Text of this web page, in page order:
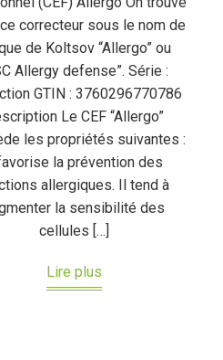
correcteur sous le nom de
de Koltsov “Allergo” ou
Allergy defense”. Série :
GTIN : 3760296770786
Le CEF “Allergo”
les propriétés suivantes :
la prévention des
allergiques. Il tend à
la sensibilité des
cellules […]
Lire plus